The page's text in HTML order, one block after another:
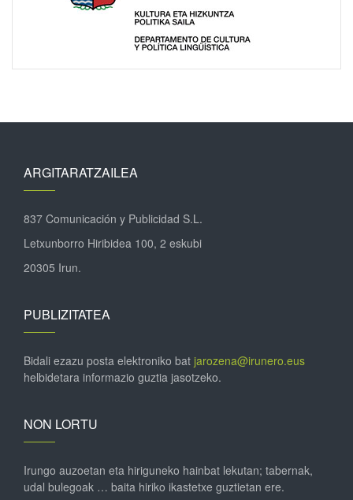
ARGITARATZAILEA
837 Comunicación y Publicidad S.L.
Letxunborro Hiribidea 100, 2 eskubi
20305 Irun.
PUBLIZITATEA
Bidali ezazu posta elektroniko bat jarozena@irunero.eus
helbidetara informazio guztia jasotzeko.
NON LORTU
Irungo auzoetan eta hiriguneko hainbat lekutan; tabernak,
udal bulegoak … baita hiriko ikastetxe guztietan ere.